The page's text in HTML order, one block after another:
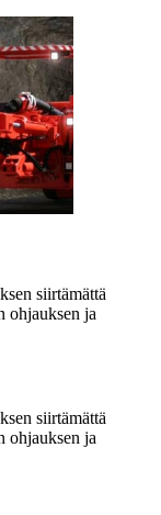
siirtämättä
ohjauksen ja
siirtämättä
ohjauksen ja